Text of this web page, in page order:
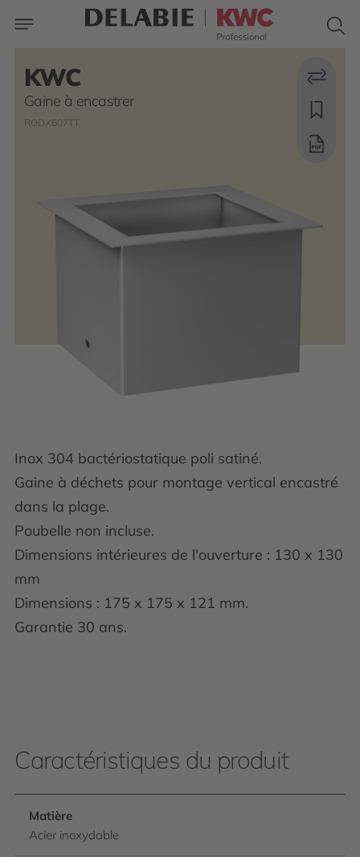
KWC
Gaine à encastrer
RODX607TT
Inox 304 bactériostatique poli satiné.
Gaine à déchets pour montage vertical encastré
dans la plage.
Poubelle non incluse.
Dimensions intérieures de l'ouverture : 130 x 130
mm
Dimensions : 175 x 175 x 121 mm.
Garantie 30 ans.
Caractéristiques du produit
Matière
Acier inoxydable